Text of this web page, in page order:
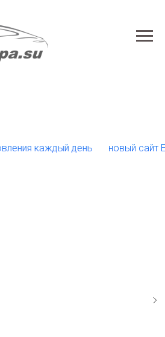
каждый день новый сайт